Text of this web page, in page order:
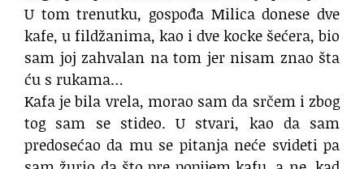
U tom trenutku, gospođa Milica donese dve
kafe, u fildžanima, kao i dve kocke šećera, bio
sam joj zahvalan na tom jer nisam znao šta
ću s rukama…
Kafa je bila vrela, morao sam da srčem i zbog
tog sam se stideo. U stvari, kao da sam
predosećao da mu se pitanja neće svideti pa